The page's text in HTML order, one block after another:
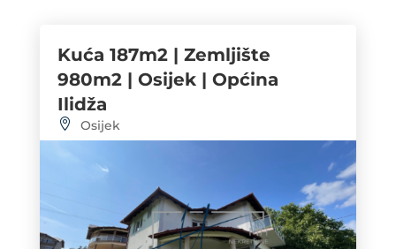
Kuća 187m2 | Zemljište
980m2 | Osijek | Općina
Ilidža
Osijek